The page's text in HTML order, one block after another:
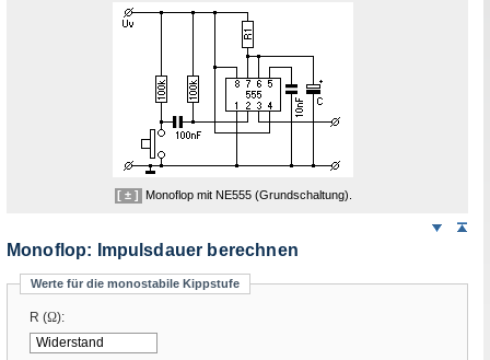
[ ± ] Monoflopmit NE555 (Grundschaltung).
Weiter
Monoflop: Impulsdauer berechnen
Werte für die monostabile Kippstufe
R (Ω):